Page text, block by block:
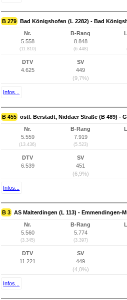
B 279 Bad Königshofen (L 2282) - Bad
Nr.
5.558
(11.810)
B-Rang
8.848
(6.448)
DTV
4.625
SV
449
(9,7%)
Infos...
B 455 östl. Berstadt, Niddaer Straße (B 489) -
Nr.
5.559
(13.436)
B-Rang
7.919
(5.523)
DTV
6.539
SV
451
(6,9%)
Infos...
B 3 AS Malterdingen (L 113) - Emmendingen-
Nr.
5.560
(3.345)
B-Rang
5.774
(3.397)
DTV
11.221
SV
449
(4,0%)
Infos...